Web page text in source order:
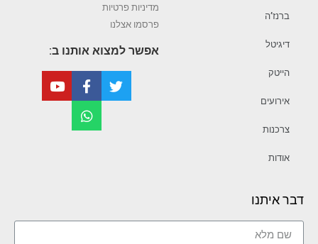
ברנז’ה
דיגיטל
הייטק
אירועים
צרכנות
אודות
מדיניות פרטיות
פרסמו אצלנו
אפשר למצוא אותנו ב:
דבר איתנו